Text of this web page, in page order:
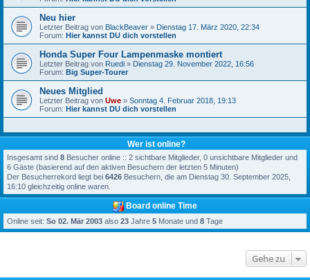
Neu hier
Letzter Beitrag von BlackBeaver » Dienstag 17. März 2020, 22:34
Forum: Hier kannst DU dich vorstellen
Honda Super Four Lampenmaske montiert
Letzter Beitrag von Ruedi » Dienstag 29. November 2022, 16:56
Forum: Big Super-Tourer
Neues Mitglied
Letzter Beitrag von Uwe » Sonntag 4. Februar 2018, 19:13
Forum: Hier kannst DU dich vorstellen
Wer ist online?
Insgesamt sind 8 Besucher online :: 2 sichtbare Mitglieder, 0 unsichtbare Mitglieder und
6 Gäste (basierend auf den aktiven Besuchern der letzten 5 Minuten)
Der Besucherrekord liegt bei 6426 Besuchern, die am Dienstag 30. September 2025,
16:10 gleichzeitig online waren.
Board online Time
Online seit: So 02. Mär 2003 also 23 Jahre 5 Monate und 8 Tage
Gehe zu